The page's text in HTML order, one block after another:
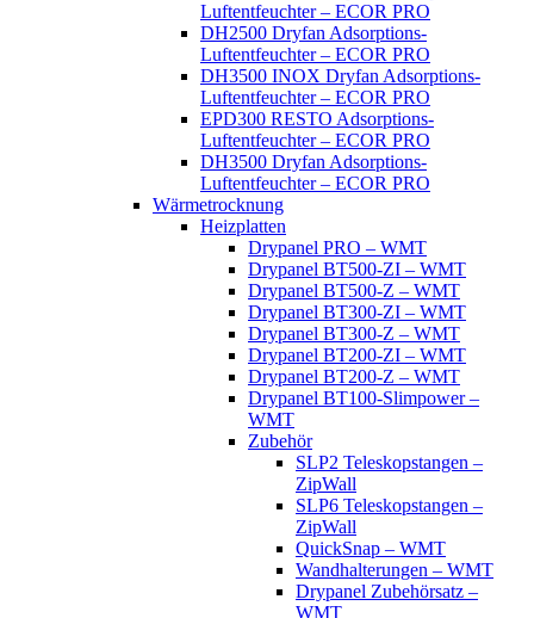
Luftentfeuchter – ECOR PRO
DH2500 Dryfan Adsorptions-
Luftentfeuchter – ECOR PRO
DH3500 INOX Dryfan Adsorptions-
Luftentfeuchter – ECOR PRO
EPD300 RESTO Adsorptions-
Luftentfeuchter – ECOR PRO
DH3500 Dryfan Adsorptions-
Luftentfeuchter – ECOR PRO
Wärmetrocknung
Heizplatten
Drypanel PRO – WMT
Drypanel BT500-ZI – WMT
Drypanel BT500-Z – WMT
Drypanel BT300-ZI – WMT
Drypanel BT300-Z – WMT
Drypanel BT200-ZI – WMT
Drypanel BT200-Z – WMT
Drypanel BT100-Slimpower –
WMT
Zubehör
SLP2 Teleskopstangen –
ZipWall
SLP6 Teleskopstangen –
ZipWall
QuickSnap – WMT
Wandhalterungen – WMT
Drypanel Zubehörsatz –
WMT